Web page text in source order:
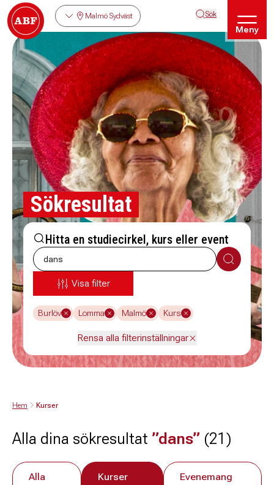
Malmö Sydväst Sök
Meny
Sökresultat
Hitta en studiecirkel, kurs eller event
Sök
Visa filter
Burlöv Lomma Malmö Kurs
Rensa alla filterinställningar
Hem Kurser
Alla dina sökresultat ”dans” (21)
Alla
Kurser
Evenemang